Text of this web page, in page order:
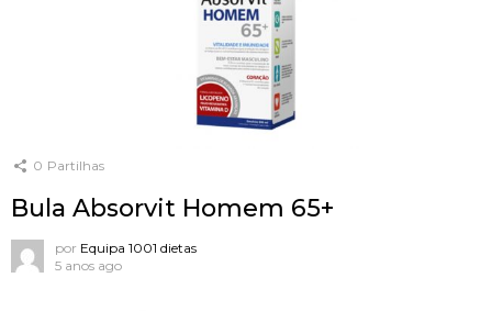
0 Partilhas
Bula Absorvit Homem 65+
por Equipa 1001 dietas
5 anos ago